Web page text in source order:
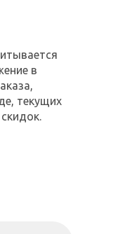
в
текущих